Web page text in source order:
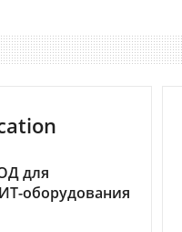
для
оборудования